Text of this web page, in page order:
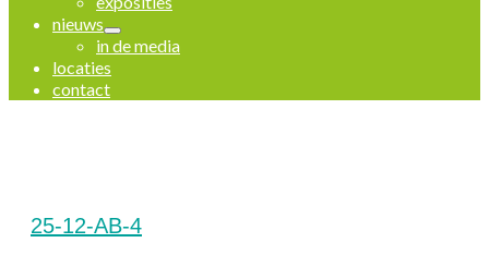
nieuws
in de media
locaties
contact
25-12-AB-4